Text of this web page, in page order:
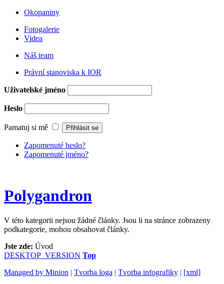
Okopaniny
Fotogalerie
Videa
Náš team
Právní stanoviska k IOR
Uživatelské jméno
Heslo
Pamatuj si mě
Zapomenuté heslo?
Zapomenuté jméno?
Polygandron
V této kategorii nejsou žádné články. Jsou li na stránce zobrazeny
podkategorie, mohou obsahovat články.
Jste zde: Úvod
DESKTOP_VERSION Top
Managed by Minion | Tvorba loga | Tvorba infografiky | [xml]